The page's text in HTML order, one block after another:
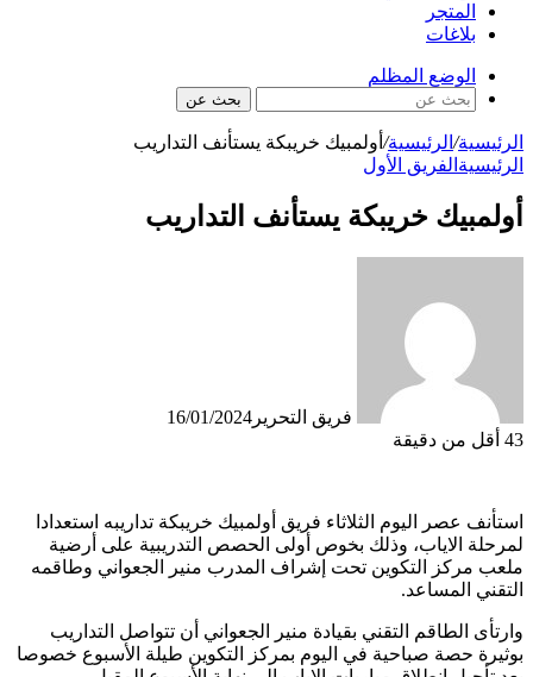
المتجر
بلاغات
الوضع المظلم
بحث عن
الرئيسية/ الرئيسية/ أولمبيك خريبكة يستأنف التداريب
الرئيسية الفريق الأول
أولمبيك خريبكة يستأنف التداريب
فريق التحرير 16/01/2024
43 أقل من دقيقة
استأنف عصر اليوم الثلاثاء فريق أولمبيك خريبكة تداريبه استعدادا
لمرحلة الاياب، وذلك بخوص أولى الحصص التدريبية على أرضية
ملعب مركز التكوين تحت إشراف المدرب منير الجعواني وطاقمه
التقني المساعد.
وارتأى الطاقم التقني بقيادة منير الجعواني أن تتواصل التداريب
بوثيرة حصة صباحية في اليوم بمركز التكوين طيلة الأسبوع خصوصا